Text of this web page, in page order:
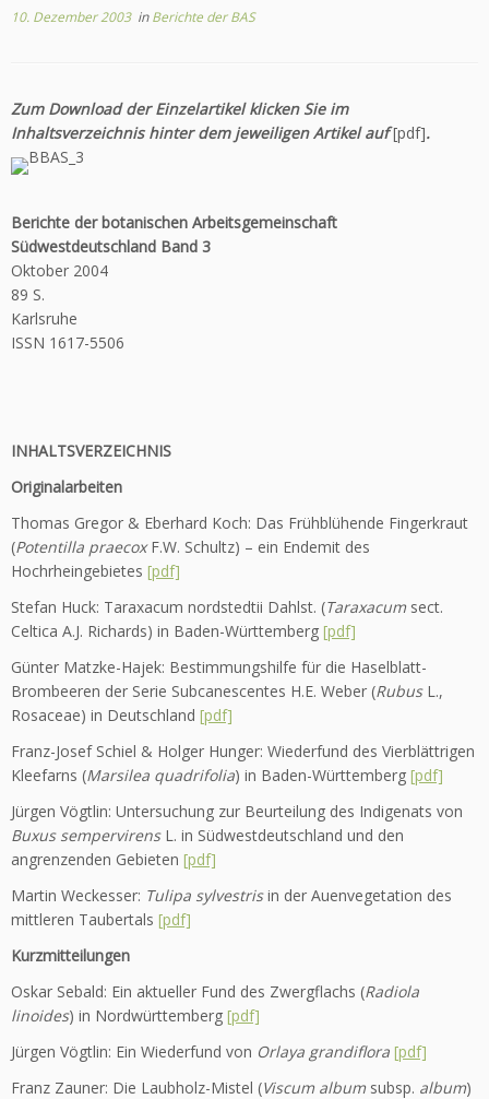
10. Dezember 2003inBerichte der BAS
Zum Download der Einzelartikel klicken Sie im
Inhaltsverzeichnis hinter dem jeweiligen Artikel auf[pdf].
Berichte der botanischen Arbeitsgemeinschaft
Südwestdeutschland Band 3
Oktober 2004
89 S.
Karlsruhe
ISSN 1617-5506
INHALTSVERZEICHNIS
Originalarbeiten
Thomas Gregor & Eberhard Koch: Das Frühblühende Fingerkraut
(Potentilla praecoxF.W. Schultz) – ein Endemit des
Hochrheingebietes [pdf]
Stefan Huck: Taraxacum nordstedtii Dahlst. (Taraxacum sect.
Celtica A.J. Richards) in Baden-Württemberg [pdf]
Günter Matzke-Hajek: Bestimmungshilfe für die Haselblatt-
Brombeeren der Serie Subcanescentes H.E. Weber (RubusL.,
Rosaceae) in Deutschland [pdf]
Franz-Josef Schiel & Holger Hunger: Wiederfund des Vierblättrigen
Kleefarns (Marsilea quadrifolia) in Baden-Württemberg [pdf]
Jürgen Vögtlin: Untersuchung zur Beurteilung des Indigenats von
Buxus sempervirensL. in Südwestdeutschland und den
angrenzenden Gebieten [pdf]
Martin Weckesser: Tulipa sylvestrisin der Auenvegetation des
mittleren Taubertals [pdf]
Kurzmitteilungen
Oskar Sebald: Ein aktueller Fund des Zwergflachs (Radiola
linoides) in Nordwürttemberg [pdf]
Jürgen Vögtlin: Ein Wiederfund von Orlaya grandiflora [pdf]
Franz Zauner: Die Laubholz-Mistel (Viscum album subsp. album)